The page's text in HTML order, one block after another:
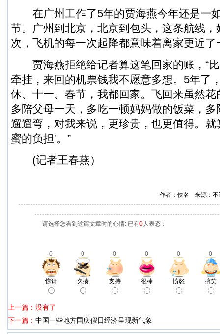
在广州工作了5年的贾海燕今年还是一
节。广州到北京，北京到包头，这条航线
次，飞机的每一次起降都意味着离家更近了
贾海燕拒绝给记者算这笔回家的账，“比
牵挂，来回的机票钱我不愿意多想。5年了
休、十一、春节，我都回家。飞回来虽然
多陪父母一天，多吃一顿妈妈做的饭菜，
遛遛弯，对我来说，更珍贵，也更值得。就
蜜的负担’。”
(记者王春燕）
作者：佚名 来源：
请选择您看到这篇文章时的心情: 已有0人表态：
0 0 0 0 0 0
惊讶 欠揍 支持 很棒 愤怒 搞笑
上一篇：没有了
下一篇： 中国一些地方国庆假日经济呈现新气象